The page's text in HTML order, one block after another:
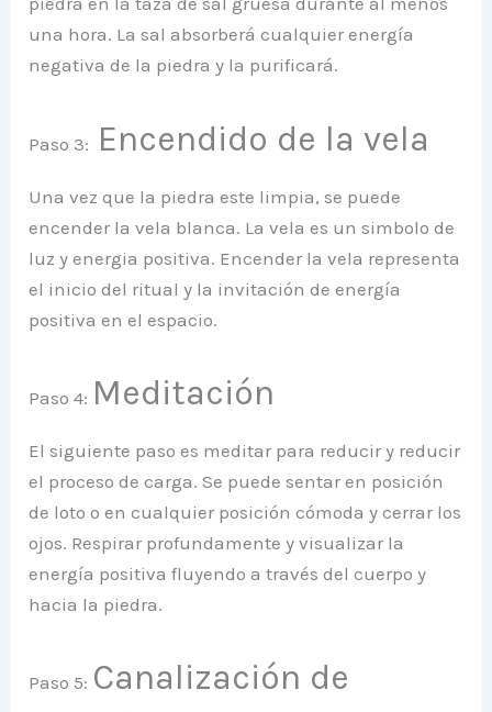
una hora. La sal absorberá cualquier energía
negativa de la piedra y la purificará.
Paso 3: Encendido de la vela
Una vez que la piedra este limpia, se puede
encender la vela blanca. La vela es un simbolo de
luz y energia positiva. Encender la vela representa
el inicio del ritual y la invitación de energía
positiva en el espacio.
Paso 4: Meditación
El siguiente paso es meditar para reducir y reducir
el proceso de carga. Se puede sentar en posición
de loto o en cualquier posición cómoda y cerrar los
ojos. Respirar profundamente y visualizar la
energía positiva fluyendo a través del cuerpo y
hacia la piedra.
Paso 5: Canalización de